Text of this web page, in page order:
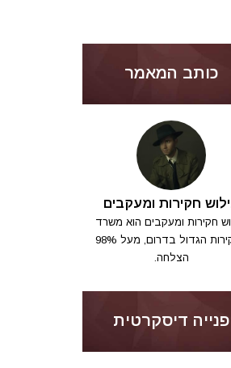
כותב המאמר
חקירות ומעקבים
חקירות ומעקבים הוא משרד
החקירות הגדול בדרום, מעל 98%
הצלחה.
פנייה דיסקרטית